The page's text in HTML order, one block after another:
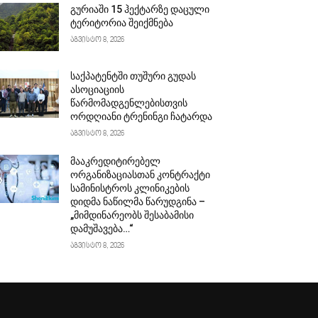
გურიაში 15 ჰექტარზე დაცული
ტერიტორია შეიქმნება
აგვისტო 8, 2026
საქპატენტში თუშური გუდას
ასოციაციის
წარმომადგენლებისთვის
ორდღიანი ტრენინგი ჩატარდა
აგვისტო 8, 2026
მააკრედიტირებელ
ორგანიზაციასთან კონტრაქტი
სამინისტროს კლინიკების
დიდმა ნაწილმა წარუდგინა –
„მიმდინარეობს შესაბამისი
დამუშავება…“
აგვისტო 8, 2026